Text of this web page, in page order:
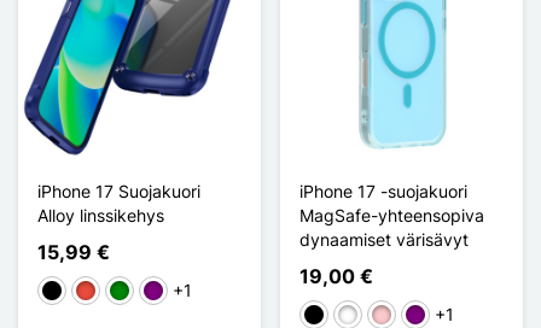
iPhone 17 Suojakuori
Alloy linssikehys
15,99 €
MustaPunainen
VihreäViolet
+1
iPhone 17 -suojakuori
MagSafe-yhteensopiva
dynaamiset värisävyt
19,00 €
MustaValkoinen
PinkkiViolet
+1